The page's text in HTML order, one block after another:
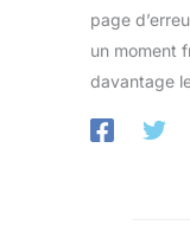
page
un moment
davantage